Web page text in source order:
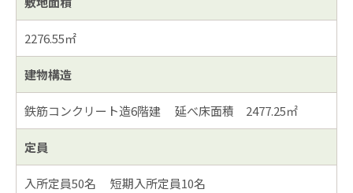
2276.55㎡
建物構造
鉄筋コンクリート造6階建 延べ床面積 2477.25㎡
定員
入所定員50名 短期入所定員10名